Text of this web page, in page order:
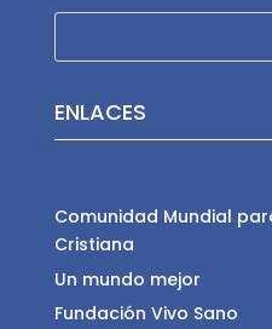
ENLACES
Comunidad Mundial
Cristiana
Un mundo mejor
Fundación Vivo Sano